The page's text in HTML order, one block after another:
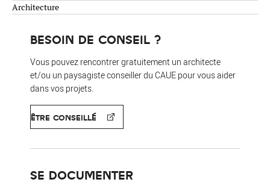
Architecture
BESOIN DE CONSEIL ?
Vous pouvez rencontrer gratuitement un architecte
et/ou un paysagiste conseiller du CAUE pour vous aider
dans vos projets.
ÊTRE CONSEILLÉ
SE DOCUMENTER